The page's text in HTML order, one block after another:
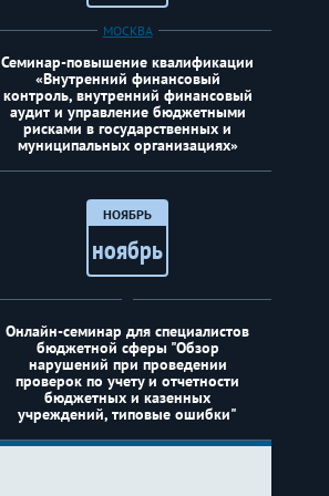
МОСКВА
Семинар-повышение квалификации
«Внутренний финансовый
контроль, внутренний финансовый
аудит и управление бюджетными
рисками в государственных и
муниципальных организациях»
НОЯБРЬ
ноябрь
Онлайн-семинар для специалистов
бюджетной сферы "Обзор
нарушений при проведении
проверок по учету и отчетности
бюджетных и казенных
учреждений, типовые ошибки"